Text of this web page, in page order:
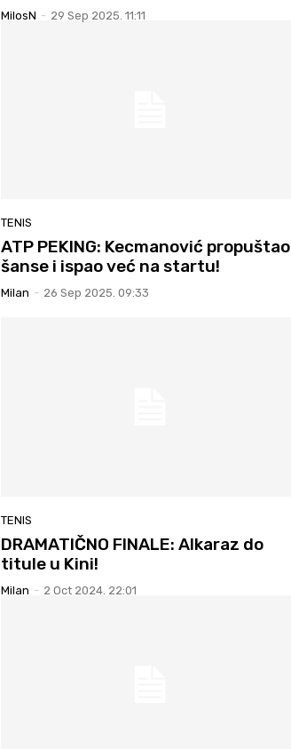
MilosN - 29 Sep 2025. 11:11
TENIS
ATP PEKING: Kecmanović propuštao
šanse i ispao već na startu!
Milan - 26 Sep 2025. 09:33
TENIS
DRAMATIČNO FINALE: Alkaraz do
titule u Kini!
Milan - 2 Oct 2024. 22:01